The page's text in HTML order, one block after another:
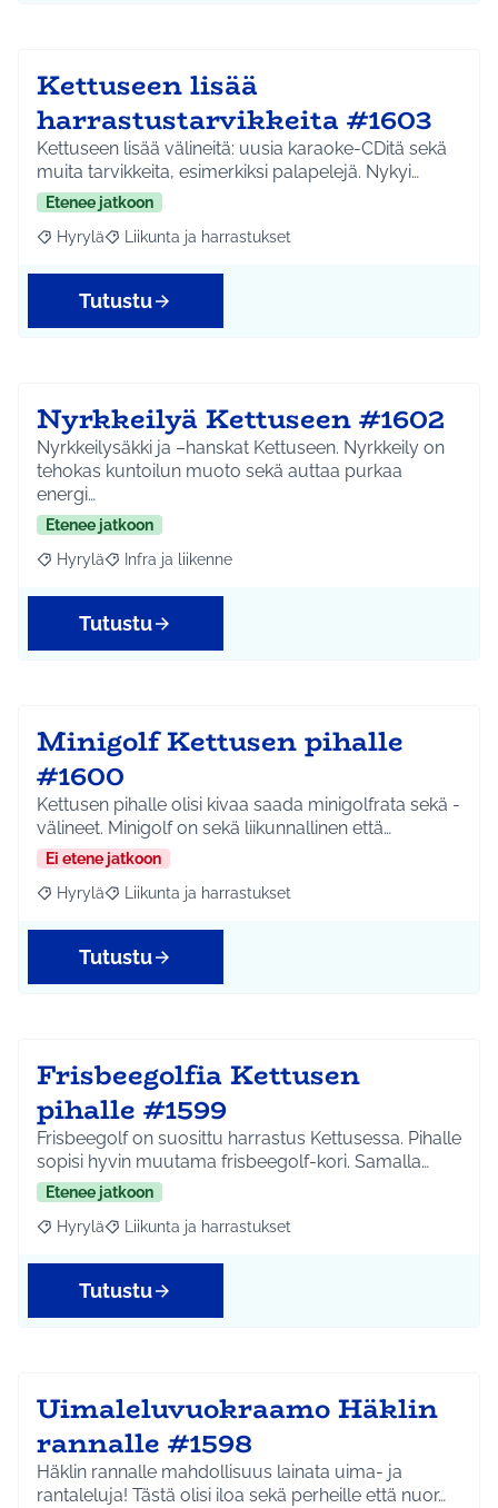
Kettuseen lisää
harrastustarvikkeita #1603
Kettuseen lisää välineitä: uusia karaoke-CDitä sekä
muita tarvikkeita, esimerkiksi palapelejä. Nykyi…
Etenee jatkoon
Rajaa tulokset aihepiirin mukaan: Hyrylä
Hyrylä Rajaa tulokset teeman mukaan: Liikunta ja
Liikunta ja harrastukset
Tutustu
Nyrkkeilyä Kettuseen #1602
Nyrkkeilysäkki ja –hanskat Kettuseen. Nyrkkeily on
tehokas kuntoilun muoto sekä auttaa purkaa
energi…
Etenee jatkoon
Rajaa tulokset aihepiirin mukaan: Hyrylä
Hyrylä Rajaa tulokset teeman mukaan: Infra ja liikenne
Infra ja liikenne
Tutustu
Minigolf Kettusen pihalle
#1600
Kettusen pihalle olisi kivaa saada minigolfrata sekä -
välineet. Minigolf on sekä liikunnallinen että…
Ei etene jatkoon
Rajaa tulokset aihepiirin mukaan: Hyrylä
Hyrylä Rajaa tulokset teeman mukaan: Liikunta ja
Liikunta ja harrastukset
Tutustu
Frisbeegolfia Kettusen
pihalle #1599
Frisbeegolf on suosittu harrastus Kettusessa. Pihalle
sopisi hyvin muutama frisbeegolf-kori. Samalla…
Etenee jatkoon
Rajaa tulokset aihepiirin mukaan: Hyrylä
Hyrylä Rajaa tulokset teeman mukaan: Liikunta ja
Liikunta ja harrastukset
Tutustu
Uimaleluvuokraamo Häklin
rannalle #1598
Häklin rannalle mahdollisuus lainata uima- ja
rantaleluja! Tästä olisi iloa sekä perheille että nuor…